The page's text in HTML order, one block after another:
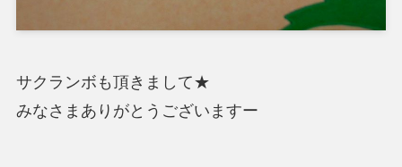
サクランボも頂きまして★
みなさまありがとうございますー